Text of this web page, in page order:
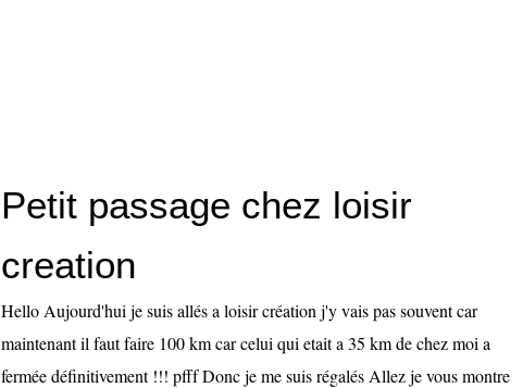
Petit passage chez loisir
creation
Hello Aujourd'hui je suis allés a loisir création j'y vais pas souvent car
maintenant il faut faire 100 km car celui qui etait a 35 km de chez moi a
fermée définitivement !!! pfff Donc je me suis régalés Allez je vous montre